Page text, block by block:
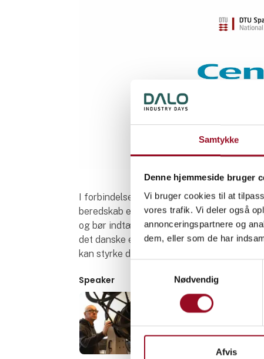
Samtykke
Denne hjemmeside bruger
Vi bruger cookies til at
vores trafik. Vi deler også
annonceringspartnere og
dem, eller som de har
Nødvendig
Afvis
I forbindelse med oprustningen af det
beredskab er det interessant at se på,
og bør indtænkes i det danske forsvars
det danske erhvervsfremmesystem kan
kan styrke den kommercielle space sektor i
Speaker
Michael Linden-Vørnle
Astrofysiker